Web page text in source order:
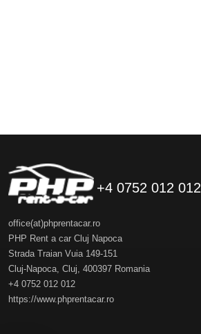
+4 0752 012 012
office(at)phprentacar.ro
PHP Rent a car Cluj Napoca
Strada Traian Vuia 149-151
Cluj-Napoca, Cluj, 400397 Romania
+4 0752 012 012
https://www.phprentacar.ro